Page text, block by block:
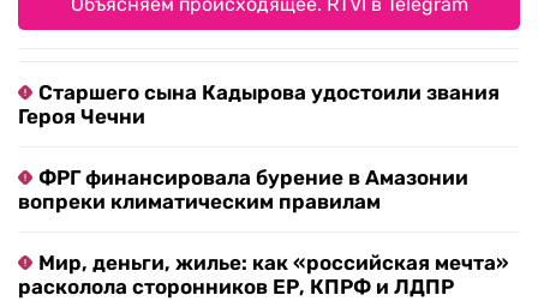
Старшего сына Кадырова удостоили звания
Героя Чечни
ФРГ финансировала бурение в Амазонии
вопреки климатическим правилам
Мир, деньги, жилье: как «российская мечта»
расколола сторонников ЕР, КПРФ и ЛДПР